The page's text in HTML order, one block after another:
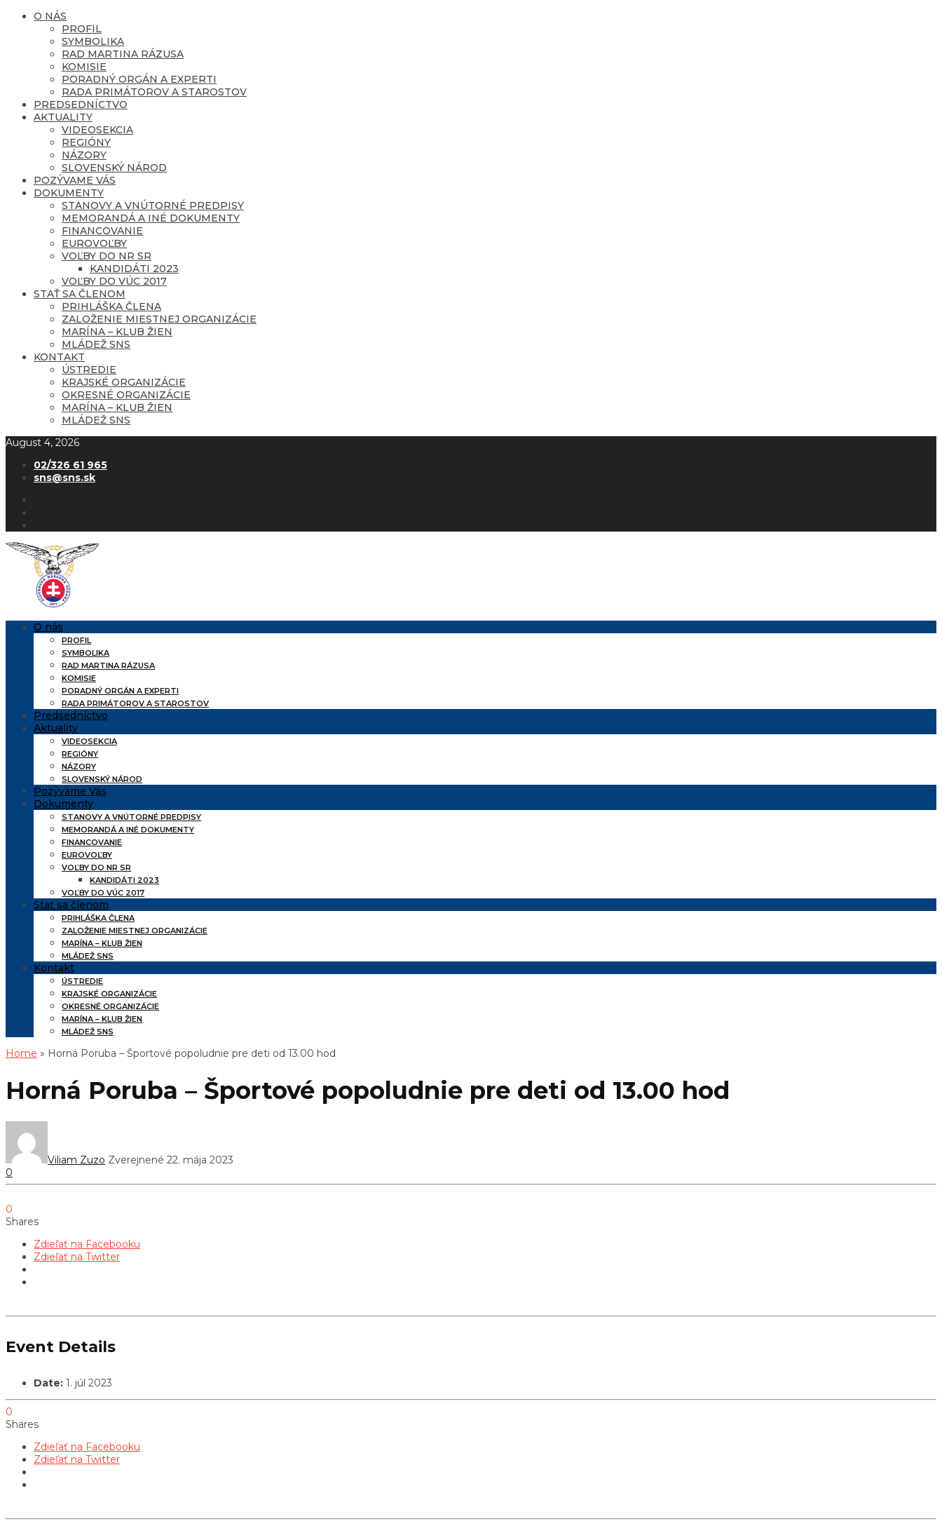
O NÁS
PROFIL
SYMBOLIKA
RAD MARTINA RÁZUSA
KOMISIE
PORADNÝ ORGÁN A EXPERTI
RADA PRIMÁTOROV A STAROSTOV
PREDSEDNÍCTVO
AKTUALITY
VIDEOSEKCIA
REGIÓNY
NÁZORY
SLOVENSKÝ NÁROD
POZÝVAME VÁS
DOKUMENTY
STANOVY A VNÚTORNÉ PREDPISY
MEMORANDÁ A INÉ DOKUMENTY
FINANCOVANIE
EUROVOĽBY
VOĽBY DO NR SR
KANDIDÁTI 2023
VOĽBY DO VÚC 2017
STAŤ SA ČLENOM
PRIHLÁŠKA ČLENA
ZALOŽENIE MIESTNEJ ORGANIZÁCIE
MARÍNA – KLUB ŽIEN
MLÁDEŽ SNS
KONTAKT
ÚSTREDIE
KRAJSKÉ ORGANIZÁCIE
OKRESNÉ ORGANIZÁCIE
MARÍNA – KLUB ŽIEN
MLÁDEŽ SNS
August 4, 2026
02/326 61 965
sns@sns.sk
O nás
PROFIL
SYMBOLIKA
RAD MARTINA RÁZUSA
KOMISIE
PORADNÝ ORGÁN A EXPERTI
RADA PRIMÁTOROV A STAROSTOV
Predsedníctvo
Aktuality
VIDEOSEKCIA
REGIÓNY
NÁZORY
SLOVENSKÝ NÁROD
Pozývame Vás
Dokumenty
STANOVY A VNÚTORNÉ PREDPISY
MEMORANDÁ A INÉ DOKUMENTY
FINANCOVANIE
EUROVOĽBY
VOĽBY DO NR SR
KANDIDÁTI 2023
VOĽBY DO VÚC 2017
Stať sa členom
PRIHLÁŠKA ČLENA
ZALOŽENIE MIESTNEJ ORGANIZÁCIE
MARÍNA – KLUB ŽIEN
MLÁDEŽ SNS
Kontakt
ÚSTREDIE
KRAJSKÉ ORGANIZÁCIE
OKRESNÉ ORGANIZÁCIE
MARÍNA – KLUB ŽIEN
MLÁDEŽ SNS
Home » Horná Poruba – Športové popoludnie pre deti od 13.00 hod
Horná Poruba – Športové popoludnie pre deti od 13.00 hod
Viliam Zuzo Zverejnené 22. mája 2023
0
0
Shares
Zdieľať na Facebooku
Zdieľať na Twitter
Event Details
Date: 1. júl 2023
0
Shares
Zdieľať na Facebooku
Zdieľať na Twitter